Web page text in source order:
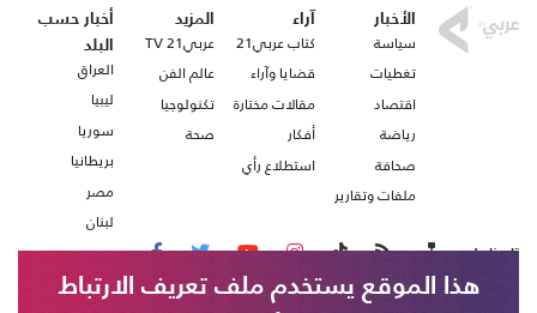
الأخبار
سياسة
تغطيات
اقتصاد
رياضة
صحافة
ملفات وتقارير
آراء
كتاب عربي21
قضايا وآراء
مقالات مختارة
أفكار
استطلاع رأي
المزيد
عربي21 TV
عالم الفن
تكنولوجيا
صحة
أخبار حسب
البلد
العراق
ليبيا
سوريا
بريطانيا
مصر
لبنان
تابعنا على
هذا الموقع يستخدم ملف تعريف الارتباط